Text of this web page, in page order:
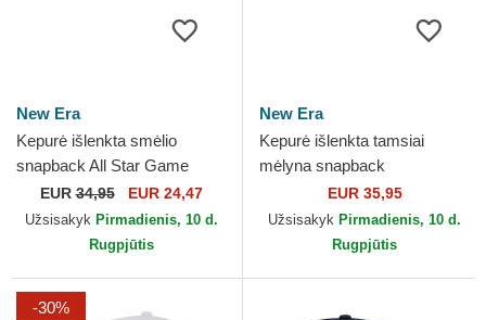
New Era
Kepurė išlenkta smėlio
snapback All Star Game
9FORTY Stretch Snap Fan
Pack MLB New Era
EUR34,95 EUR 24,47
Užsisakyk Pirmadienis, 10 d.
Rugpjūtis
New Era
Kepurė išlenkta tamsiai
mėlyna snapback
9SEVENTY Stretch Snap
Flower New York Yankees
MLB New Era
EUR 35,95
Užsisakyk Pirmadienis, 10 d.
Rugpjūtis
-30%